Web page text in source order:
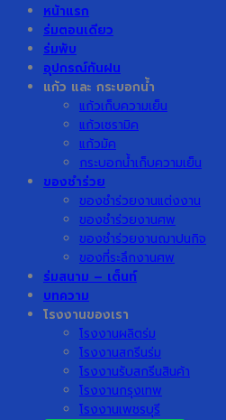
หน้าแรก
ร่มตอนเดียว
ร่มพับ
อุปกรณ์กันฝน
แก้ว และ กระบอกน้ำ
แก้วเก็บความเย็น
แก้วเซรามิค
แก้วมัค
กระบอกน้ำเก็บความเย็น
ของชำร่วย
ของชำร่วยงานแต่งงาน
ของชำร่วยงานศพ
ของชำร่วยงานฌาปนกิจ
ของที่ระลึกงานศพ
ร่มสนาม – เต็นท์
บทความ
โรงงานของเรา
โรงงานผลิตร่ม
โรงงานสกรีนร่ม
โรงงานรับสกรีนสินค้า
โรงงานกรุงเทพ
โรงงานเพชรบุรี